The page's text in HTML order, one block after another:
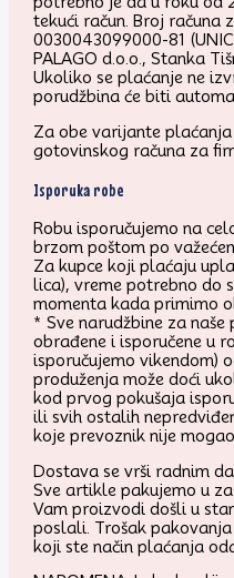
tekući račun. Broj računa
0030043099000-81
PALAGO d.o.o., Stanka
Ukoliko se plaćanje ne
porudžbina će biti
Za obe varijante
gotovinskog računa za
Isporuka robe
Robu isporučujemo na
brzom poštom po
Za kupce koji plaćaju
lica), vreme potrebno do
momenta kada primimo
* Sve narudžbine za
obrađene i isporučene u
isporučujemo vikendom)
produženja može doći
kod prvog pokušaja
ili svih ostalih
koje prevoznik nije
Dostava se vrši radnim
Sve artikle pakujemo u
Vam proizvodi došli u
poslali. Trošak
koji ste način plaćanja